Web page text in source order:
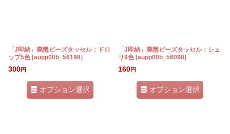
「J即納」廃盤ビーズタッセル：ドロ
ップ5色 [aupp00b_56198]
300円
オプション選択
「J即納」廃盤ビーズタッセル：シェ
リ9色 [aupp00b_56098]
160円
オプション選択